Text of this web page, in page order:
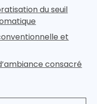
du seuil
et
consacré